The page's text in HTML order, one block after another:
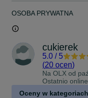
OSOBA PRYWATNA
cukierek
5.0 / 5
(20 ocen)
Na OLX od
Ostatnio
Oceny w